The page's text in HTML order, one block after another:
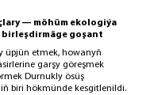
— möhüm ekologiýa
goşant
üpjün etmek, howanyň
garşy göreşmek
Durnukly ösüş
biri hökmünde kesgitlenildi.